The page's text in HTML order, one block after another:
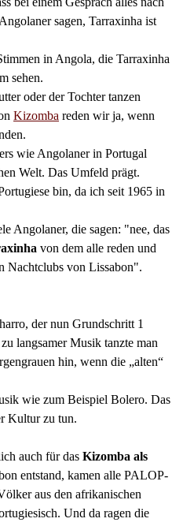
sagen, Tarraxinha ist
in Angola, die Tarraxinha
sehen.
oder der Tochter tanzen
Kizomba reden wir ja, wenn
wie Angolaner in Portugal
Welt. Das Umfeld prägt.
bin, da ich seit 1965 in
Angolaner, die sagen: "nee, das
von dem alle reden und
Nachtclubs von Lissabon".
der nun Grundschritt 1
langsamer Musik tanzte man
hin, wenn die „alten“
wie zum Beispiel Bolero. Das
Kultur zu tun.
auch für das Kizomba als
entstand, kamen alle PALOP-
aus den afrikanischen
Und da ragen die